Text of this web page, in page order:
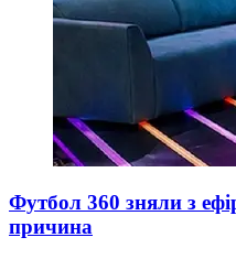
Футбол 360 зняли з
причина